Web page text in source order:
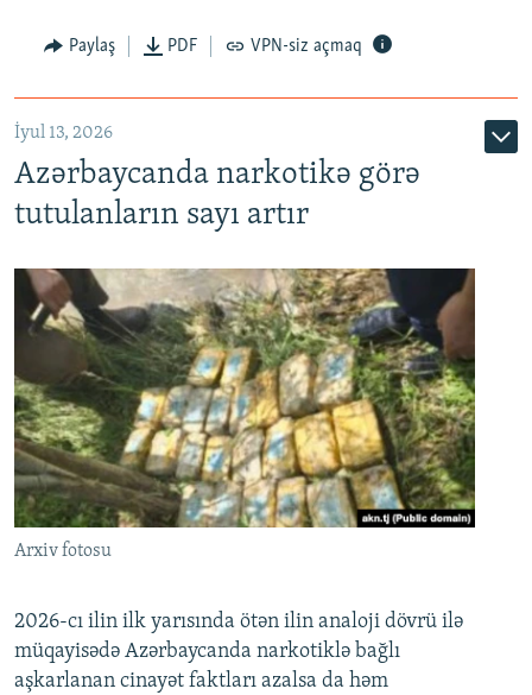
Paylaş PDF VPN-siz açmaq
İyul 13, 2026
Azərbaycanda narkotikə görə
tutulanların sayı artır
Arxiv fotosu
2026-cı ilin ilk yarısında ötən ilin analoji dövrü ilə
müqayisədə Azərbaycanda narkotiklə bağlı
aşkarlanan cinayət faktları azalsa da həm